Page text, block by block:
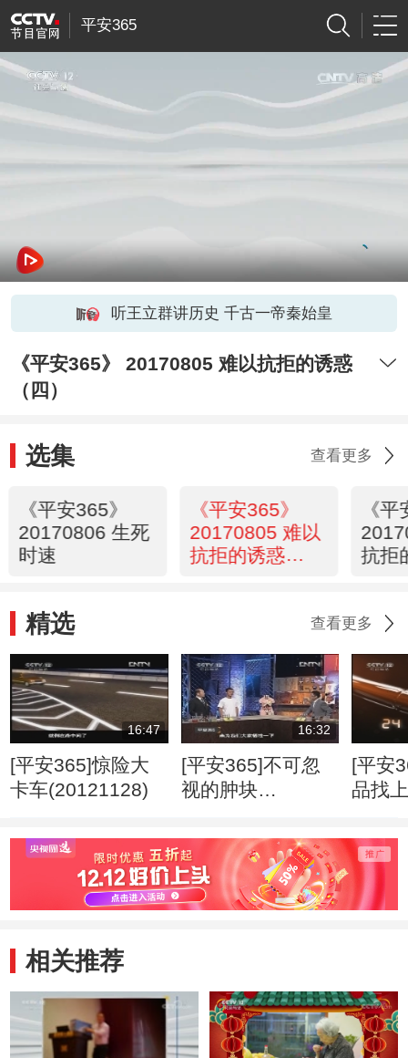
平安365
听王立群讲历史 千古一帝秦始皇
《平安365》 20170805 难以抗拒的诱惑
（四）
选集 查看更多
《平安365》
20170806 生死
时速
《平安365》
20170805 难以
抗拒的诱惑
《
抗拒
精选 查看更多
16:47
[平安365]惊险大
卡车(20121128)
16:32
[平安365]不可忽
视的肿块
[平安
品找
相关推荐